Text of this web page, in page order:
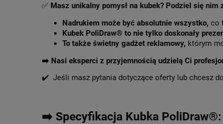
✅ Masz unikalny pomysł na kubek? Podziel się nim
Nadrukiem może być absolutnie wszystko, co
Kubek PoliDraw® to nie tylko doskonały
To także świetny gadżet reklamowy, którym
➡️ Nasi eksperci z przyjemnością udzielą Ci
✔️ Jeśli masz pytania dotyczące oferty lub chcesz
➡️ Specyfikacja Kubka PoliDraw®: